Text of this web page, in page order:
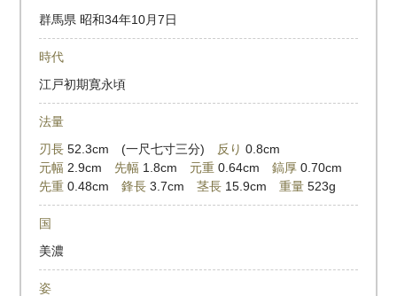
群馬県 昭和34年10月7日
時代
江戸初期寛永頃
法量
刃長 52.3cm (一尺七寸三分) 反り 0.8cm
元幅 2.9cm 先幅 1.8cm 元重 0.64cm鎬厚 0.70cm
先重 0.48cm鋒長 3.7cm茎長 15.9cm重量 523g
国
美濃
姿